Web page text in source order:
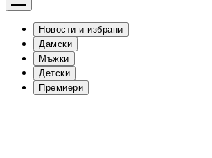
Новости и избрани
Дамски
Мъжки
Детски
Премиери